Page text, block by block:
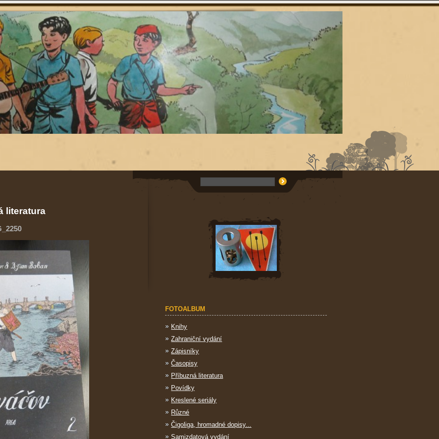
literatura
FOTOALBUM
Knihy
Zahraniční vydání
Zápisníky
Časopisy
Příbuzná literatura
Povídky
Kreslené seriály
Různé
Čigoliga, hromadné dopisy...
Samizdatová vydání